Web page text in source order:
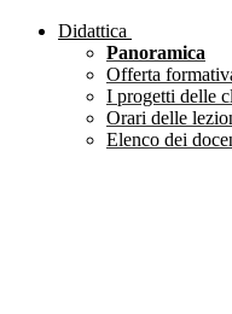
Didattica
Panoramica
Offerta
I progetti delle
Orari delle
Elenco dei